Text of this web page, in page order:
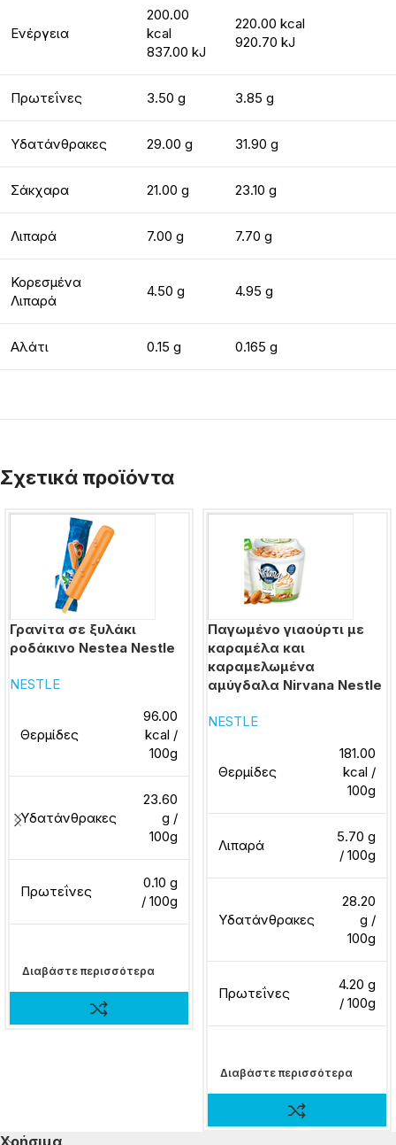
Ενέργεια
200.00
kcal
837.00 kJ
220.00 kcal
920.70 kJ
Πρωτεΐνες 3.50 g 3.85 g
Υδατάνθρακες 29.00 g 31.90 g
Σάκχαρα 21.00 g 23.10 g
Λιπαρά 7.00 g 7.70 g
Κορεσμένα
Λιπαρά
4.50 g 4.95 g
Αλάτι 0.15 g 0.165 g
Σχετικά προϊόντα
Γρανίτα σε ξυλάκι
ροδάκινο Nestea Nestle
NESTLE
Θερμίδες
96.00
kcal /
100g
Υδατάνθρακες
23.60
g /
100g
Πρωτεΐνες
0.10 g
/ 100g
Διαβάστε περισσότερα
Παγωμένο γιαούρτι με
καραμέλα και
καραμελωμένα
αμύγδαλα Nirvana Nestle
NESTLE
Θερμίδες
181.00
kcal /
100g
Λιπαρά
5.70 g
/ 100g
Υδατάνθρακες
28.20
g /
100g
Πρωτεΐνες
4.20 g
/ 100g
Διαβάστε περισσότερα
Χρήσιμα